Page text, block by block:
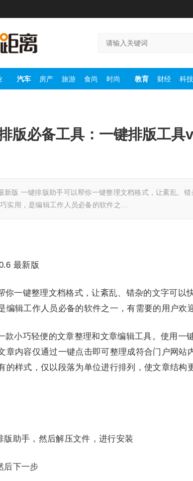
汽车 房产 旅游 食尚 时尚 教育 财经 科技
版必备工具：一键排版工具
新版 一键排版助手可以帮你一键整理文档格式，让紊乱、
实用，是编辑工作人员必备的软件之…
最新版
你一键整理文档格式，让紊乱、错杂的文字可以
编辑工作人员必备的软件之一，有需要的用户欢
款小巧轻便的文章整理和文章编辑工具。使用一
章内容仅通过一键点击即可整理成符合门户网站
的样式，仅以段落为单位进行排列，使文章结构
版助手，然后解压文件，进行安装
后下一步